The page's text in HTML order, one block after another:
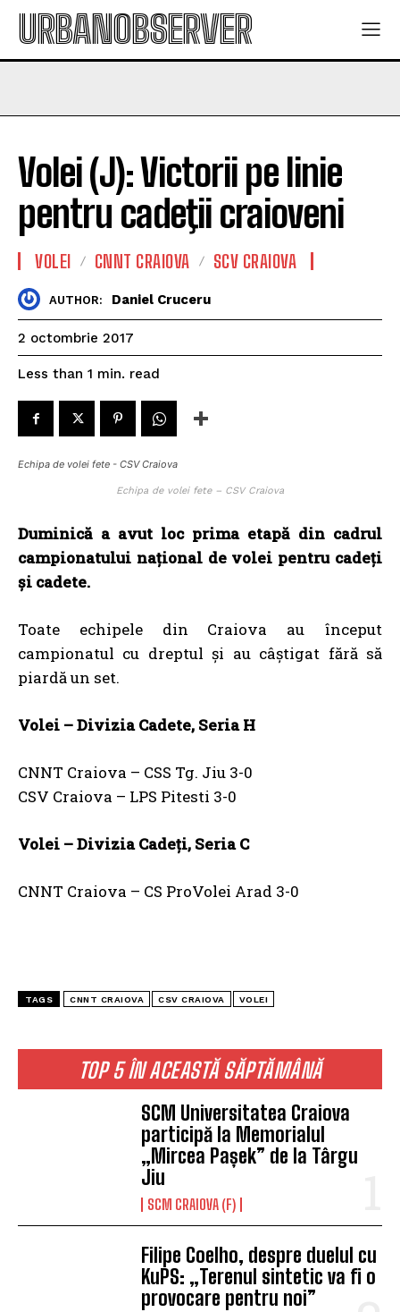
URBANOBSERVER
TOP 5 ÎN ACEASTĂ SĂPTĂMÂNĂ
SCM Universitatea Craiova
participă la Memorialul
„Mircea Pașek” de la Târgu
Jiu
SCM CRAIOVA (F)
Filipe Coelho, despre duelul cu
KuPS: „Terenul sintetic va fi o
provocare pentru noi”
Volei (J): Victorii pe linie
pentru cadeţii craioveni
VOLEI CNNT CRAIOVA SCV CRAIOVA
AUTHOR: Daniel Cruceru
2 octombrie 2017
Less than 1 min. read
Echipa de volei fete - CSV Craiova
Echipa de volei fete – CSV Craiova
Duminică a avut loc prima etapă din cadrul
campionatului național de volei pentru cadeţi
și cadete.
Toate echipele din Craiova au început
campionatul cu dreptul și au câștigat fără să
piardă un set.
Volei – Divizia Cadete, Seria H
CNNT Craiova – CSS Tg. Jiu 3-0
CSV Craiova – LPS Pitesti 3-0
Volei – Divizia Cadeţi, Seria C
CNNT Craiova – CS ProVolei Arad 3-0
TAGS CNNT CRAIOVA CSV CRAIOVA VOLEI